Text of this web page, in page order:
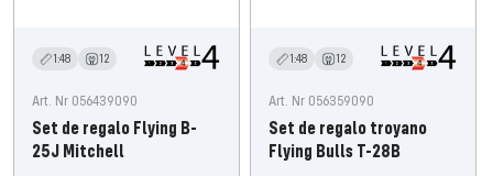
1:48 12
Art. Nr 056439090
Set de regalo Flying B-
25J Mitchell
1:48 12
Art. Nr 056359090
Set de regalo troyano
Flying Bulls T-28B